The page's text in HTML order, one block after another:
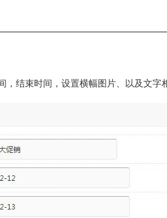
，结束时间，设置横幅图片、以及文字